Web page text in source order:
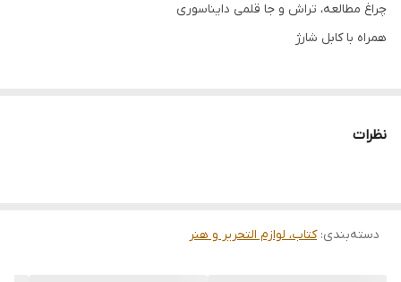
چراغ مطالعه، تراش و جا قلمی دایناسوری
همراه با کابل شارژ
نظرات
دسته‌بندی:کتاب، لوازم التحریر و هنر